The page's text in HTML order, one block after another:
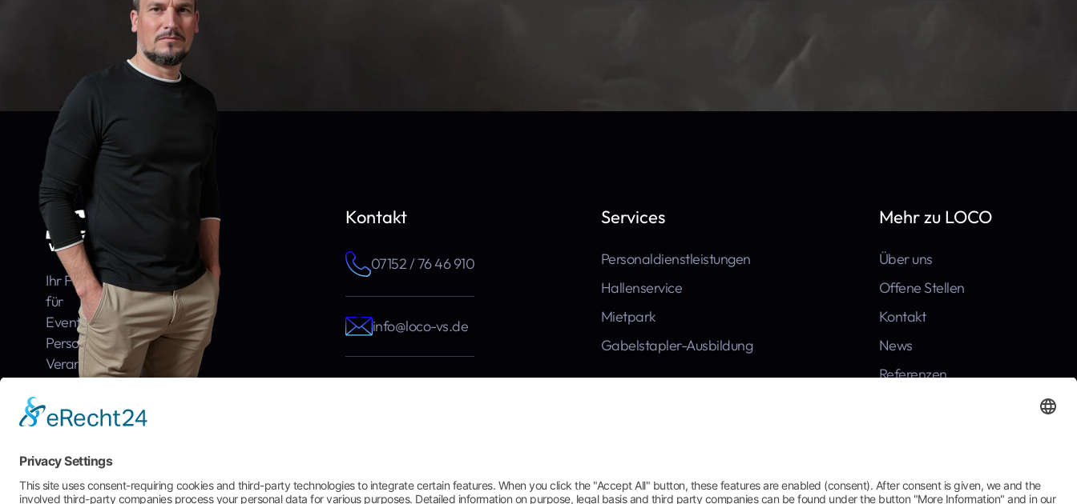
Ihr Full-Service-Dienstleister
für
Event­infra­struktur,
Personal­services &
Veranstaltungs­logistik
Kontakt
07152 / 76 46 910
info@loco-vs.de
Services
Personaldienstleistungen
Hallenservice
Mietpark
Gabelstapler-Ausbildung
Mehr zu LOCO
Über uns
Offene Stellen
Kontakt
News
Referenzen